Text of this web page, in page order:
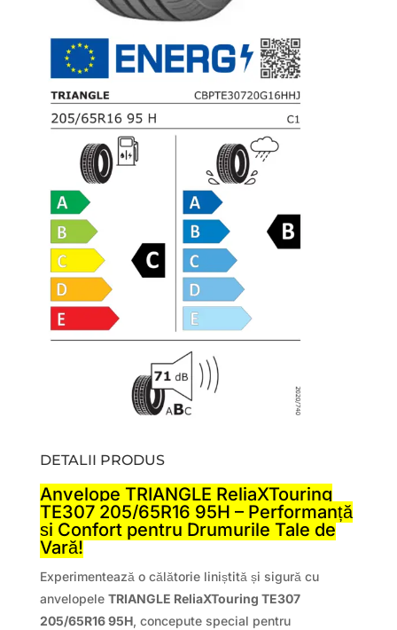
DETALII PRODUS
Anvelope TRIANGLE ReliaXTouring
TE307 205/65R16 95H – Performanță
și Confort pentru Drumurile Tale de
Vară!
Experimentează o călătorie liniștită și sigură cu
anvelopele TRIANGLE ReliaXTouring TE307
205/65R16 95H, concepute special pentru